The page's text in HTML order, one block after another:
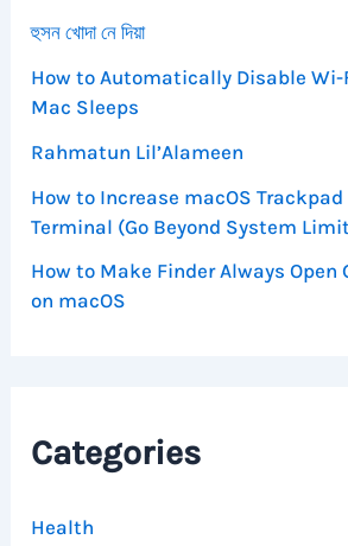
হুসন খোদা নে দিয়া
How to Automatically Disable Wi-
Mac Sleeps
Rahmatun Lil’Alameen
How to Increase macOS
Terminal (Go Beyond System
How to Make Finder Always Open
on macOS
Categories
Health